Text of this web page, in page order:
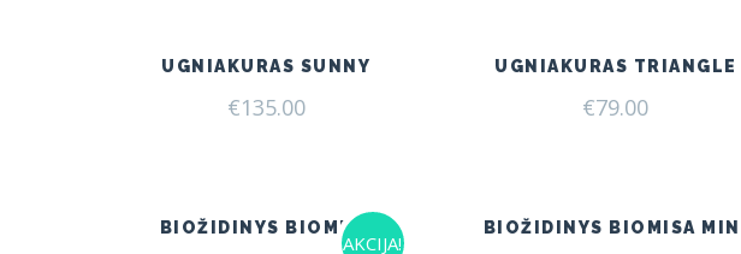
UGNIAKURAS SUNNY
€135.00
UGNIAKURAS TRIANGLE
€79.00
AKCIJA!
BIOŽIDINYS BIOMISA BIOŽIDINYS BIOMISA MINI